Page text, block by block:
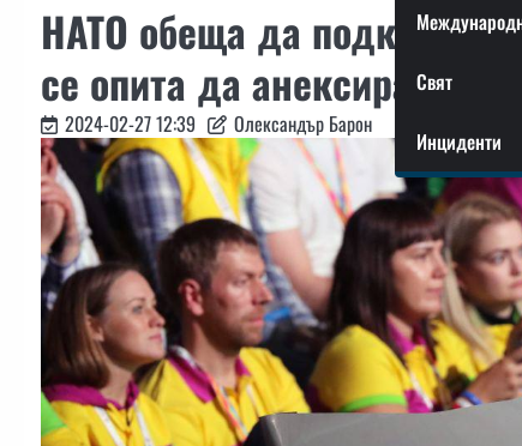
Свят
Инциденти
НАТО обеща да подкрепи
се опита да анексира
2024-02-27 12:39 Олександър Барон